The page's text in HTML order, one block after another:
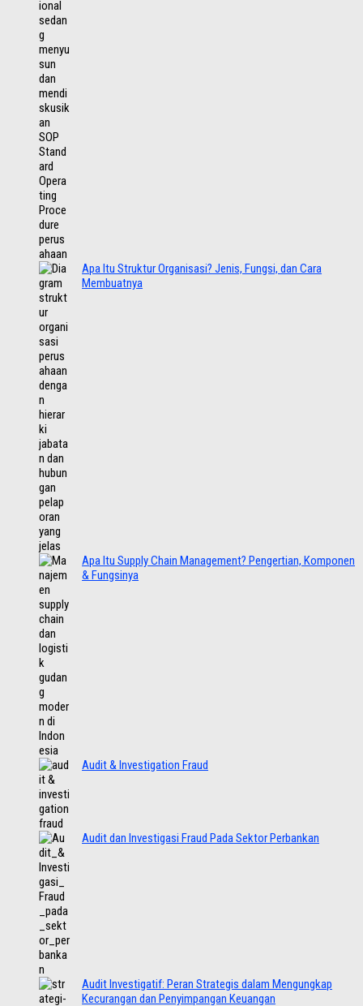
Apa Itu Struktur Organisasi? Jenis, Fungsi, dan Cara
Membuatnya
Apa Itu Supply Chain Management? Pengertian, Komponen
& Fungsinya
Audit & Investigation Fraud
Audit dan Investigasi Fraud Pada Sektor Perbankan
Audit Investigatif: Peran Strategis dalam Mengungkap
Kecurangan dan Penyimpangan Keuangan